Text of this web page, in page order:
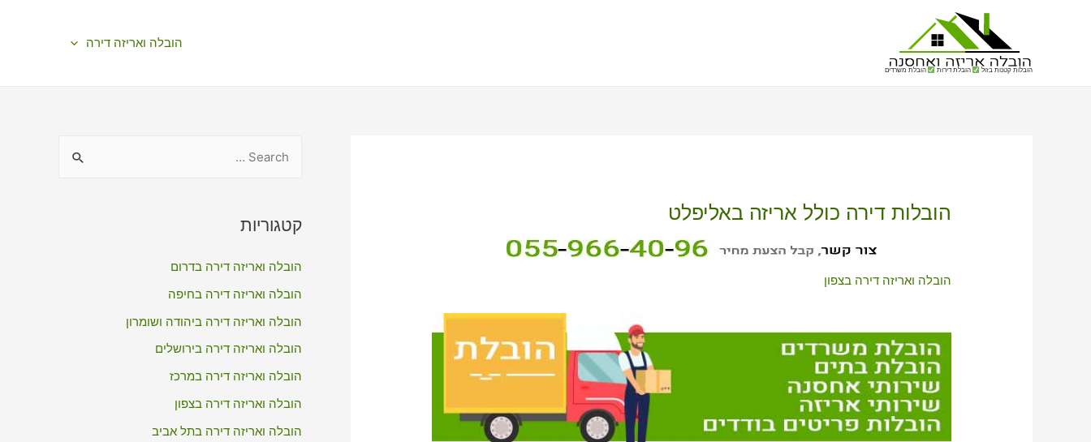
הובלות קטנות בזול הובלת דירות הובלת משרדים
הובלה ואריזה דירה
הובלות דירה כולל אריזה באליפלט
הובלה ואריזה דירה בצפון
r
h
f
o
קטגוריות
הובלה ואריזה דירה בדרום
הובלה ואריזה דירה בחיפה
הובלה ואריזה דירה ביהודה ושומרון
הובלה ואריזה דירה בירושלים
הובלה ואריזה דירה במרכז
הובלה ואריזה דירה בצפון
הובלה ואריזה דירה בתל אביב